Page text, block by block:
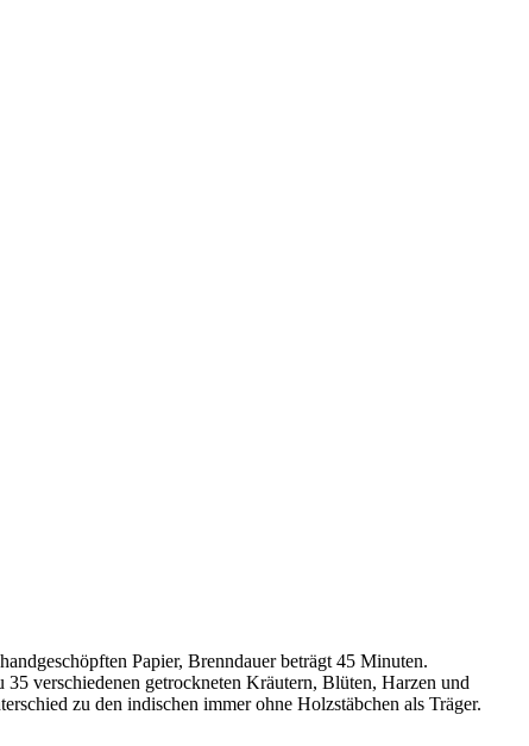
Papier, Brenndauer beträgt 45 Minuten.
verschiedenen getrockneten Kräutern, Blüten, Harzen und
zu den indischen immer ohne Holzstäbchen als Träger.